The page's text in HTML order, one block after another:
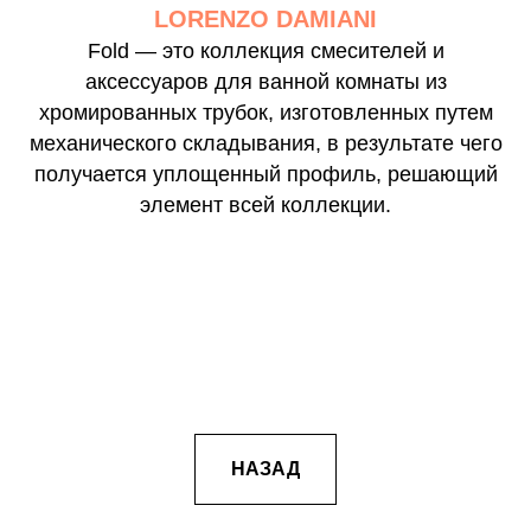
LORENZO DAMIANI
Fold — это коллекция смесителей и
аксессуаров для ванной комнаты из
хромированных трубок, изготовленных путем
механического складывания, в результате чего
получается уплощенный профиль, решающий
элемент всей коллекции.
НАЗАД